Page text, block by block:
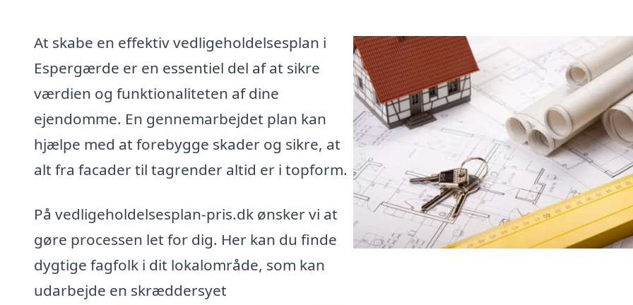
At skabe en effektiv vedligeholdelsesplan i
Espergærde er en essentiel del af at sikre
værdien og funktionaliteten af dine
ejendomme. En gennemarbejdet plan kan
hjælpe med at forebygge skader og sikre, at
alt fra facader til tagrender altid er i topform.
På vedligeholdelsesplan-pris.dk ønsker vi at
gøre processen let for dig. Her kan du finde
dygtige fagfolk i dit lokalområde, som kan
udarbejde en skræddersyet